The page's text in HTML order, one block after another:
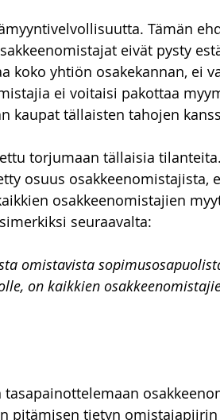
Tämän
eivät pysty
koko yhtiön osakekannan, ei
ei voitaisi pakottaa
kaupat tällaisten tahojen
torjumaan tällaisia
osuus osakkeenomistajista,
osakkeenomistajien
seuraavalta:
omistavista
on kaikkien
pitämisen tietyn